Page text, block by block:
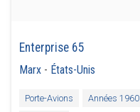
Enterprise 65
Marx - États-Unis
Porte-Avions Années 1960